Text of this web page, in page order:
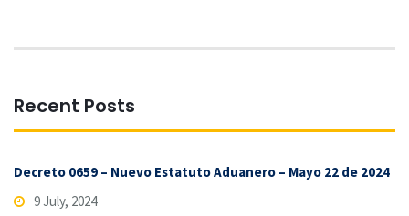
Recent Posts
Decreto 0659 – Nuevo Estatuto Aduanero – Mayo 22 de 2024
9 July, 2024